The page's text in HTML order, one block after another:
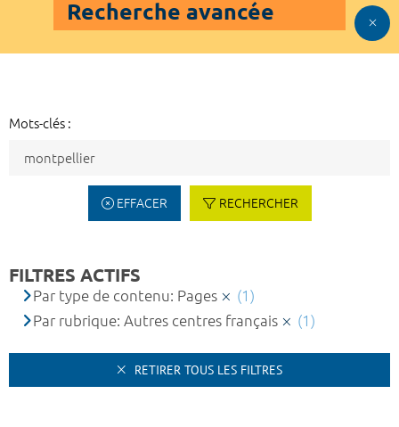
Recherche avancée
Mots-clés :
EFFACER RECHERCHER
FILTRES ACTIFS
Par type de contenu: Pages
(1)
Par rubrique: Autres centres français
(1)
RETIRER TOUS LES FILTRES